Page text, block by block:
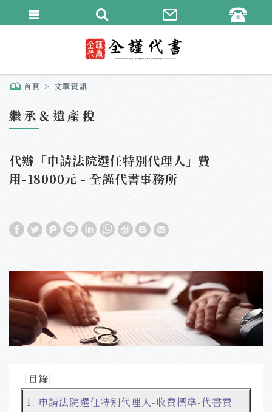
首頁 文章資訊
繼承＆遺產稅
代辦「申請法院選任特別代理人」費
用-18000元 - 全謹代書事務所
|目錄|
1. 申請法院選任特別代理人-收費標準-代書費
繁體中文
English